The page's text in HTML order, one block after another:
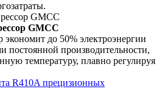
GMCC
до 50% электроэнергии
постоянной производительности,
температуру, плавно регулируя
R410A прецизионных